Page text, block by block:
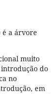
é a árvore
muito
do
no
em